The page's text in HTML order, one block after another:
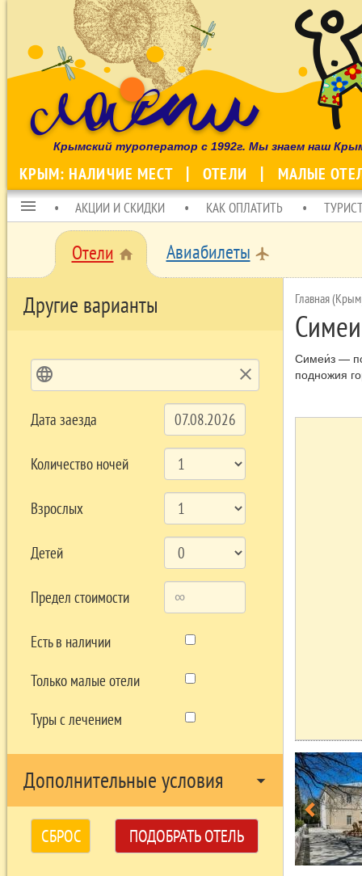
Крымский туроператор с 1992г. Мы знаем наш
КРЫМ: НАЛИЧИЕ МЕСТ ОТЕЛИ МАЛЫЕ
menu АКЦИИ И СКИДКИ КАК ОПЛАТИТЬ
Отели home Авиабилеты local_airport
Другие варианты
language clear
Дата заезда
Количество ночей
Взрослых
Детей
Предел стоимости
Есть в наличии
Только малые отели
Туры с лечением
Дополнительные условия arrow_drop_down
СБРОС ПОДОБРАТЬ ОТЕЛЬ
Главная
Симеи́з —
подножия